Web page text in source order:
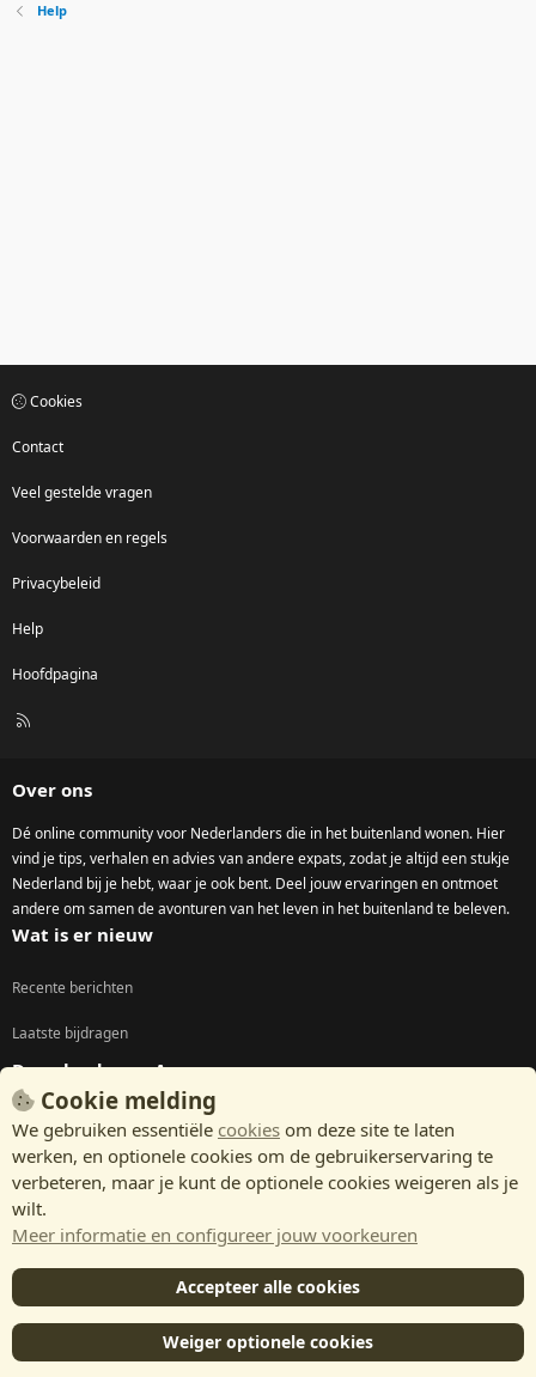
Help
Cookies
Contact
Veel gestelde vragen
Voorwaarden en regels
Privacybeleid
Help
Hoofdpagina
R
Over ons
Dé online community voor Nederlanders die in het buitenland wonen. Hier
vind je tips, verhalen en advies van andere expats, zodat je altijd een stukje
Nederland bij je hebt, waar je ook bent. Deel jouw ervaringen en ontmoet
andere om samen de avonturen van het leven in het buitenland te beleven.
Wat is er nieuw
Recente berichten
Laatste bijdragen
Download onze App
Community platform by XenForo® © 2010-2024 XenForo Ltd.
Cookie melding
We gebruiken essentiële cookies om deze site te laten
werken, en optionele cookies om de gebruikerservaring te
verbeteren, maar je kunt de optionele cookies weigeren als je
wilt.
Meer informatie en configureer jouw voorkeuren
Accepteer alle cookies
Weiger optionele cookies